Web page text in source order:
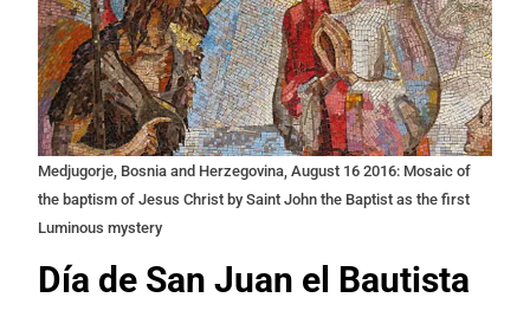
Medjugorje, Bosnia and Herzegovina, August 16 2016: Mosaic of
the baptism of Jesus Christ by Saint John the Baptist as the first
Luminous mystery
Día de San Juan el Bautista